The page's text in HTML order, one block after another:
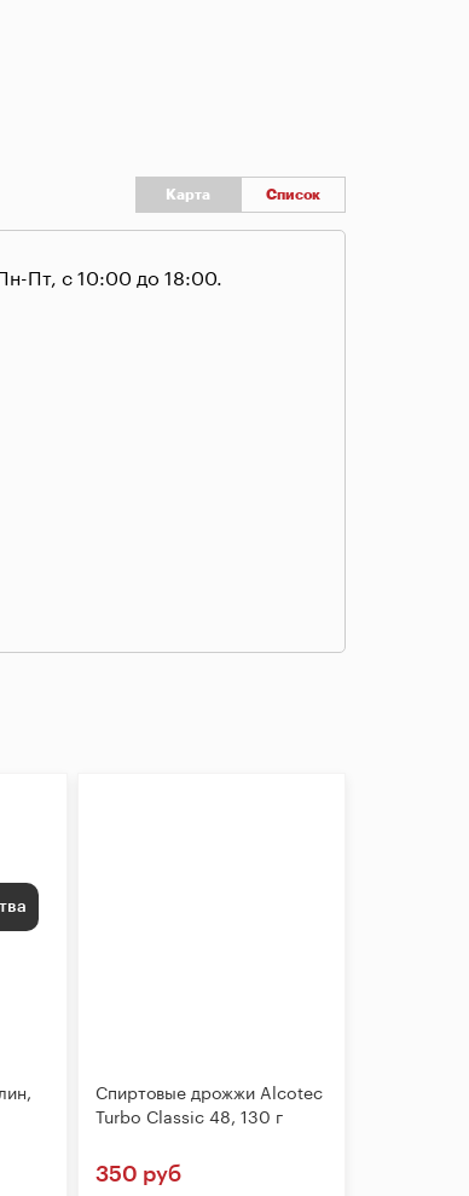
Карта Список
Пт, с 10:00 до 18:00.
Спиртовые дрожжи Alcotec
Turbo Classic 48, 130 г
350 руб